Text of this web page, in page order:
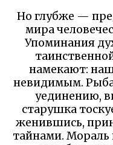
Но глубже —
мира
Упоминания
намекают:
невидимым.
уединению,
старушка
женившись,
тайнами. Мораль